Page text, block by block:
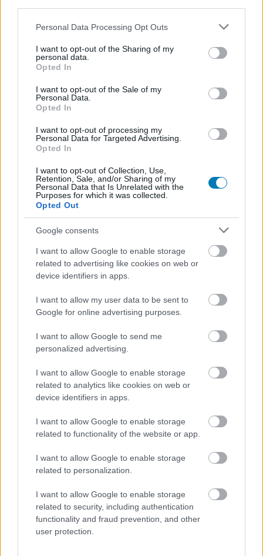
Please note that this website/app uses one or more Google
not limited to your visit or usage behaviour. You may click to
grant or deny consent to Google and its third-party tags to
use your data for below specified purposes in below Google
consent section.
Personal Data Processing Opt Outs
I want to opt-out of the Sharing of my
personal data.
Opted In
I want to opt-out of the Sale of my
Personal Data.
Opted In
I want to opt-out of processing my
Personal Data for Targeted Advertising.
Opted In
I want to opt-out of Collection, Use,
Retention, Sale, and/or Sharing of my
Personal Data that Is Unrelated with the
Purposes for which it was collected.
Opted Out
Google consents
I want to allow Google to enable storage
related to advertising like cookies on web or
device identifiers in apps.
I want to allow my user data to be sent to
Google for online advertising purposes.
I want to allow Google to send me
personalized advertising.
I want to allow Google to enable storage
related to analytics like cookies on web or
device identifiers in apps.
I want to allow Google to enable storage
related to functionality of the website or app.
I want to allow Google to enable storage
related to personalization.
I want to allow Google to enable storage
related to security, including authentication
functionality and fraud prevention, and other
user protection.
A Friend Passt mindenki megkapja, akinek meg
van a Ubisoft játéka, és három pajtit
invitálhattok meg vele egy kis lövöldözésre.
Unmute
A Ubisoft nagyon próbálkozik, hogy a csapnivaló
valahogy kipofozza, és népszerűvé tegye. Legutóbb
ingyenes hétvége keretébennézhettük meg, hogyan
sikerülteka beígért combos változtatások
egy olyan mechanika élesedett, amivel úgy játszhatunk
az ismerőseinkkel, hogy nekik nem kell megvenniük a
kétes hírű címet.
A stúdió most jelentette be a Friend Pass-t, amit
mindenki megkap, aki megvásárolta a játékot. Ezzel
egyszerre három pajtást hívhattok meg, hogy együtt
pásztázzátok körül Auroa drónoktól hemzsgő szigetét.
a Ghost Recon: Breakpoint próbaverziójára, amit bárki
letölthet; emellett a konzolosoknak PS Plus vagy Xbox
Live előfizetésre is be kell ruházni, ha esetleg nem lenne.
Ha valaki az ingyenes hétvégén belenézett a
külön a trial változatot is letölteni, ami egyébként hat
órányi játékidőt tesz lehetővé. Mindenképp elismerésre
méltó az a kitartás, amivel a stúdió megpróbálja rendbe
hozni a játék hibáit, de persze mind jobban örültünk
volna, ha eleve nem egy félkész játékot kapunk
megjelenéskor.